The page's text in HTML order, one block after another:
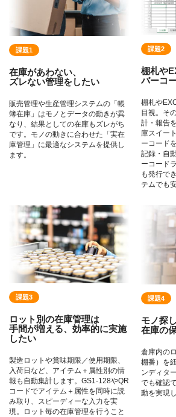
課題1
在庫があわない、
ズレない管理をしたい
販売管理や生産管理システムの「帳
簿在庫」はモノとデータの動きが異
なり、結果としての在庫もズレがち
です。モノの動きに合わせた「実在
庫管理」に最適なシステムを提供し
ます。
課題2
棚札や
バーコ
棚札や
目視。そ
計・報告
庫スイー
ーコード
記録・自
ーコード
も発行で
テムでも
課題3
ロット別の在庫管理は
手間が増える、効率的に実施
したい
製造ロットや賞味期限／使用期限、
入荷日など、アイテム＋属性別の情
報も自動集計します。GS1-128やQR
コードでアイテム＋属性を同時に読
み取り、スピーディーな入力を実
現。ロット毎の在庫管理を行うこと
課題4
モノ探
在庫の
倉庫内の
棚番）を
ンディタ
でも確認
動を実現